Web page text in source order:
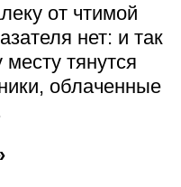
от чтимой
нет: и так
тянутся
облаченные